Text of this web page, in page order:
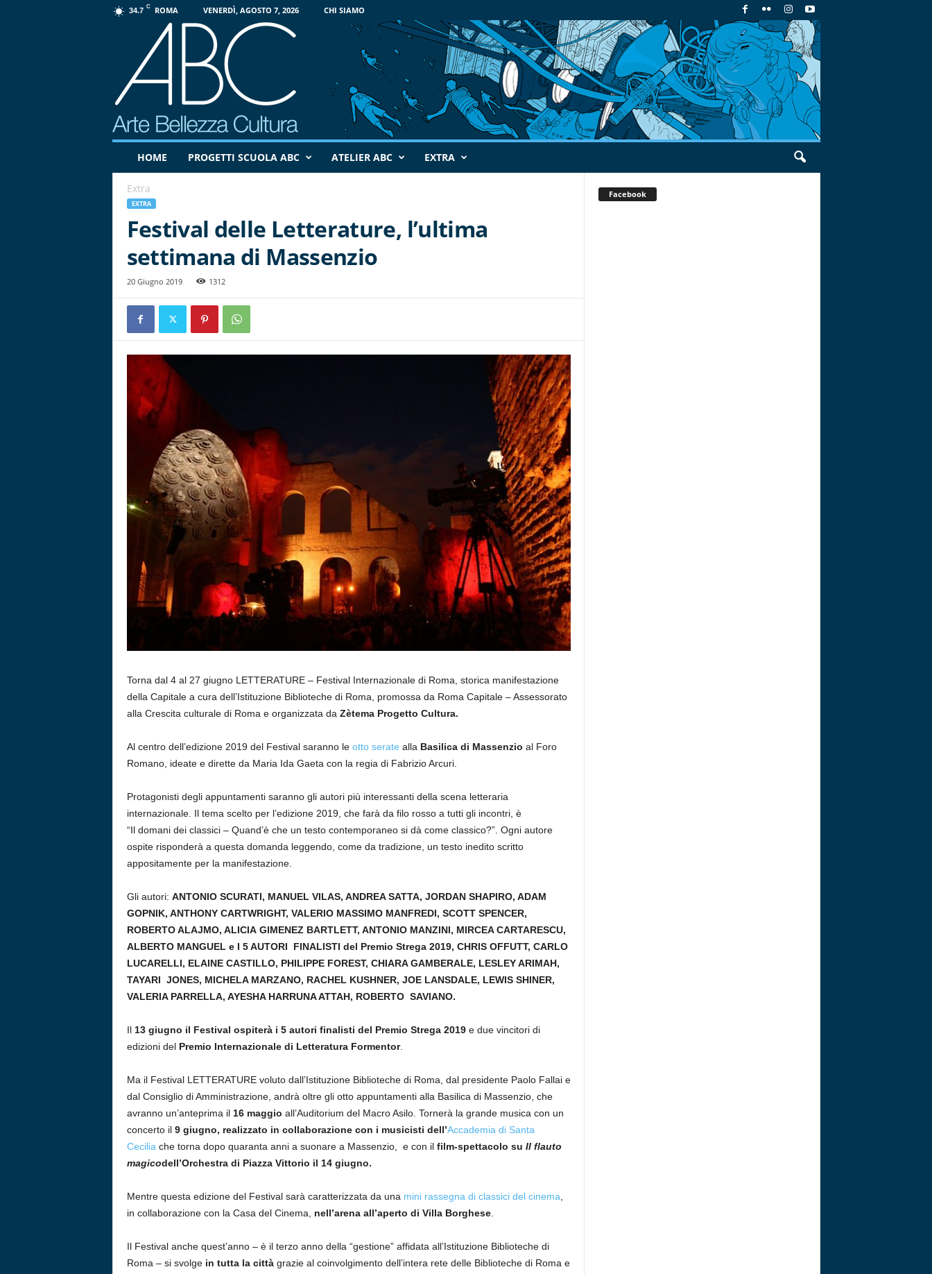
34.7 C ROMA VENERDÌ, AGOSTO 7, 2026 CHI SIAMO
o
HOME PROGETTI SCUOLA ABC ATELIER ABC EXTRA
Extra
EXTRA
Festival delle Letterature, l’ultima
settimana di Massenzio
20 Giugno 2019 1312
Torna dal 4 al 27 giugno LETTERATURE – Festival Internazionale di Roma, storica manifestazione
della Capitale a cura dell’Istituzione Biblioteche di Roma, promossa da Roma Capitale – Assessorato
alla Crescita culturale di Roma e organizzata da Zètema Progetto Cultura.
Al centro dell’edizione 2019 del Festival saranno le otto serate alla Basilica di Massenzio al Foro
Romano, ideate e dirette da Maria Ida Gaeta con la regia di Fabrizio Arcuri.
Protagonisti degli appuntamenti saranno gli autori più interessanti della scena letteraria
internazionale. Il tema scelto per l’edizione 2019, che farà da filo rosso a tutti gli incontri, è
“Il domani dei classici – Quand’è che un testo contemporaneo si dà come classico?”. Ogni autore
ospite risponderà a questa domanda leggendo, come da tradizione, un testo inedito scritto
appositamente per la manifestazione.
Gli autori: ANTONIO SCURATI, MANUEL VILAS, ANDREA SATTA, JORDAN SHAPIRO, ADAM
GOPNIK, ANTHONY CARTWRIGHT, VALERIO MASSIMO MANFREDI, SCOTT SPENCER,
ROBERTO ALAJMO, ALICIA GIMENEZ BARTLETT, ANTONIO MANZINI, MIRCEA CARTARESCU,
ALBERTO MANGUEL e I 5 AUTORI FINALISTI del Premio Strega 2019, CHRIS OFFUTT, CARLO
LUCARELLI, ELAINE CASTILLO, PHILIPPE FOREST, CHIARA GAMBERALE, LESLEY ARIMAH,
TAYARI JONES, MICHELA MARZANO, RACHEL KUSHNER, JOE LANSDALE, LEWIS SHINER,
VALERIA PARRELLA, AYESHA HARRUNA ATTAH, ROBERTO SAVIANO.
Il 13 giugno il Festival ospiterà i 5 autori finalisti del Premio Strega 2019e due vincitori di
edizioni del Premio Internazionale di Letteratura Formentor.
Ma il Festival LETTERATURE voluto dall’Istituzione Biblioteche di Roma, dal presidente Paolo Fallai e
dal Consiglio di Amministrazione, andrà oltre gli otto appuntamenti alla Basilica di Massenzio, che
avranno un’anteprima il 16 maggio all’Auditorium del Macro Asilo. Tornerà la grande musica con un
concerto il 9 giugno, realizzato in collaborazione con i musicisti dell’Accademia diSanta
Cecilia che torna dopo quaranta anni a suonare a Massenzio, e con il film-spettacolo su Il flauto
magicodell’Orchestra di Piazza Vittorio il 14 giugno.
Mentre questa edizione del Festival sarà caratterizzata da una mini rassegna di classici del cinema
in collaborazione con la Casa del Cinema, nell’arena all’aperto di Villa Borghese.
Il Festival anche quest’anno – è il terzo anno della “gestione” affidata all’Istituzione Biblioteche di
Roma – si svolge in tutta la città grazie al coinvolgimento dell’intera rete delle Biblioteche di Roma e
Facebook